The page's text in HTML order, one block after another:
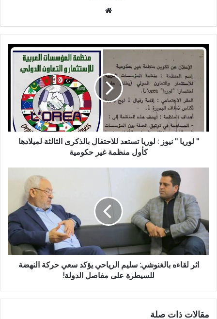
" لوريا " نيوز : لوريا تستعد للاحتفال بالذكرى الثالثة لميلادها
كأول منظمة غير حكومية
اثر لقاءه بالغنوشي: سليم الرياحي يؤكد سعي حركة النهضة
للسيطرة على مفاصل الدولة!
مقالات ذات صلة